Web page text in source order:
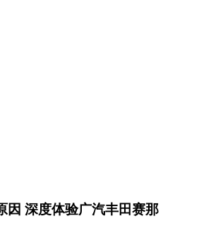
因 深度体验广汽丰田赛那